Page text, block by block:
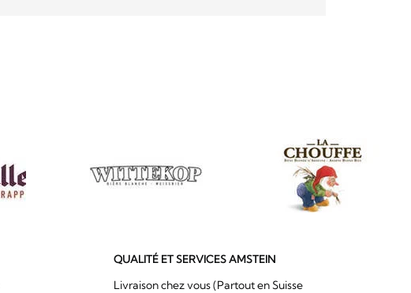
QUALITÉ ET SERVICES AMSTEIN
Livraison chez vous (Partout en Suisse